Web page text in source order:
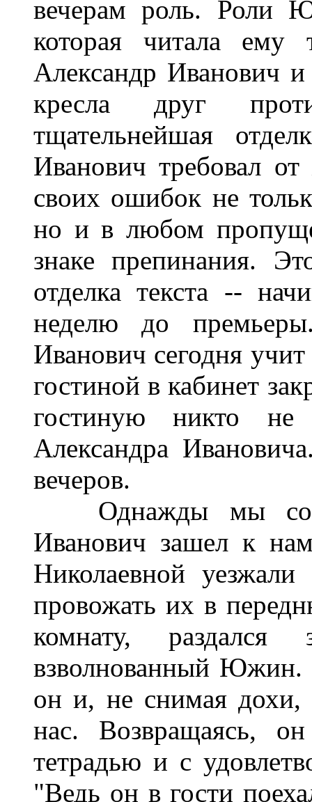
вечерам роль.
которая читала ему
Александр Иванович
кресла друг
тщательнейшая
Иванович требовал
своих ошибок не
но и в любом
знаке препинания.
отделка текста --
неделю до
Иванович сегодня
гостиной в кабинет
гостиную никто не
Александра
вечеров.
Однажды мы
Иванович зашел к
Николаевной
провожать их в
комнату,
взволнованный Южин.
он и, не снимая
нас. Возвращаясь,
тетрадью и с
"Ведь он в гости